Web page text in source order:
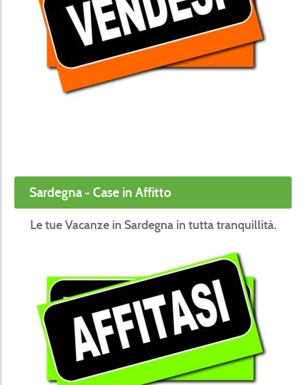
Sardegna - Case in Affitto
Le tue Vacanze in Sardegna in tutta tranquillità.